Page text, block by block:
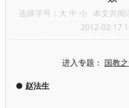
选择字号： 大 中 小 本文共阅
2012-02-17
进入专题： 国教
● 赵法生